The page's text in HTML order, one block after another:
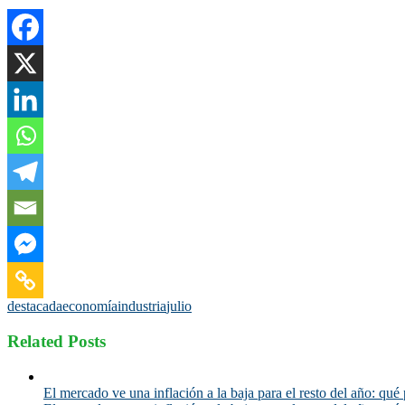
destacadaeconomíaindustriajulio
Related Posts
El mercado ve una inflación a la baja para el resto del año: qué